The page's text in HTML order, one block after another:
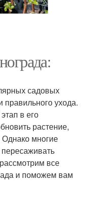
садовых
правильного ухода.
в его
растение,
многие
все
и поможем вам